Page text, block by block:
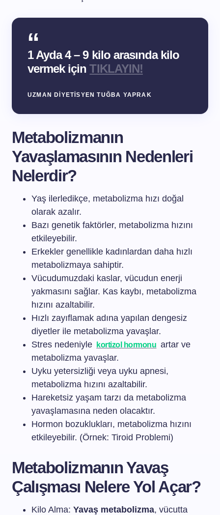
1 Ayda 4 – 9 kilo arasında kilo
vermek içinTIKLAYIN!
UZMAN DIYETISYEN TUĞBA YAPRAK
Metabolizmanın
Yavaşlamasının Nedenleri
Nelerdir?
Yaş ilerledikçe, metabolizma hızı doğal
olarak azalır.
Bazı genetik faktörler, metabolizma hızını
etkileyebilir.
Erkekler genellikle kadınlardan daha hızlı
metabolizmaya sahiptir.
Vücudumuzdaki kaslar, vücudun enerji
yakmasını sağlar. Kas kaybı, metabolizma
hızını azaltabilir.
Hızlı zayıflamak adına yapılan dengesiz
diyetler ile metabolizma yavaşlar.
Stres nedeniyle
kortizol hormonu artar ve
metabolizma yavaşlar.
Uyku yetersizliği veya uyku apnesi,
metabolizma hızını azaltabilir.
Hareketsiz yaşam tarzı da metabolizma
yavaşlamasına neden olacaktır.
Hormon bozuklukları, metabolizma hızını
etkileyebilir. (Örnek: Tiroid Problemi)
Metabolizmanın Yavaş
Çalışması Nelere Yol Açar?
Kilo Alma: Yavaş metabolizma, vücutta